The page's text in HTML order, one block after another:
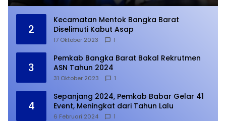
2
Kecamatan Mentok Bangka Barat
Diselimuti Kabut Asap
17 Oktober 2023 1
3
Pemkab Bangka Barat Bakal Rekrutmen
ASN Tahun 2024
31 Oktober 2023 1
4
Sepanjang 2024, Pemkab Babar Gelar 41
Event, Meningkat dari Tahun Lalu
6 Februari 2024 1